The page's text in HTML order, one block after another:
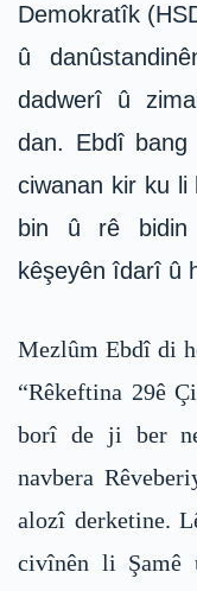
Demokratîk
û
dadwerî û
dan. Ebdî
ciwanan kir ku li
bin û rê bidin
kêşeyên îdarî û
Mezlûm Ebdî di
“Rêkeftina 29ê
borî de ji ber
navbera
alozî derketine.
civînên li Şamê